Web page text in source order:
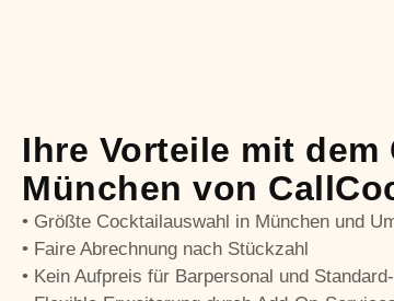
Ihre Vorteile mit
München von
• Größte Cocktailauswahl in München und
• Faire Abrechnung nach Stückzahl
• Kein Aufpreis für Barpersonal und